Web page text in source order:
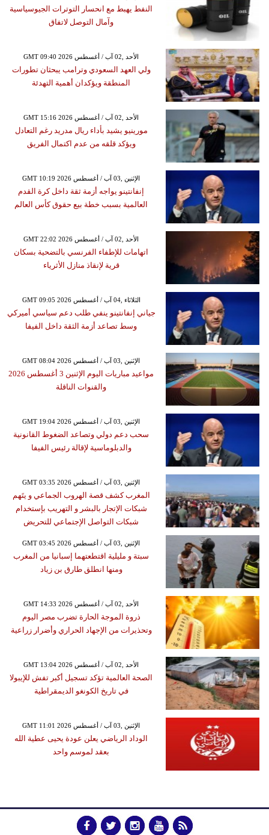
النفط يهبط مع انحسار التوترات الجيوسياسية
وآمال التوصل لاتفاق
GMT 09:40 2026 الأحد ,02 آب / أغسطس
ولي العهد السعودي وترامب يبحثان تطورات
المنطقة ويؤكدان أهمية التهدئة
GMT 15:16 2026 الأحد ,02 آب / أغسطس
مورينيو يشيد بأداء ريال مدريد رغم التعادل
ويؤكد قلقه من عدم اكتمال الفريق
GMT 10:19 2026 الإثنين ,03 آب / أغسطس
إنفانتينو يواجه أزمة ثقة داخل كرة القدم
العالمية بسبب خطة بيع حقوق كأس العالم
GMT 22:02 2026 الأحد ,02 آب / أغسطس
اتهامات للإطفاء الفرنسي بالتضحية بسكان
قرية لإنقاذ منازل الأثرياء
GMT 09:05 2026 الثلاثاء ,04 آب / أغسطس
جياني إنفانتينو ينفي طلب دعم سياسي أميركي
وسط تصاعد أزمة الثقة داخل الفيفا
GMT 08:04 2026 الإثنين ,03 آب / أغسطس
مواعيد مباريات اليوم الإثنين 3 أغسطس 2026
والقنوات الناقلة
GMT 19:04 2026 الإثنين ,03 آب / أغسطس
سحب دعم دولي وتصاعد الضغوط القانونية
والدبلوماسية لإقالة رئيس الفيفا
GMT 03:35 2026 الإثنين ,03 آب / أغسطس
المغرب كشف قصة الهروب الجماعي و يتَهم
شبكات الإتجار بالبشر و التهريب بإستخدام
شبكات التواصل الإجتماعي للتحريض
GMT 03:45 2026 الإثنين ,03 آب / أغسطس
سبتة و مليلية اقتطعتهما إسبانيا من المغرب
ومنها انطلق طارق بن زياد
GMT 14:33 2026 الأحد ,02 آب / أغسطس
ذروة الموجة الحارة تضرب مصر اليوم
وتحذيرات من الإجهاد الحراري وأضرار زراعية
GMT 13:04 2026 الأحد ,02 آب / أغسطس
الصحة العالمية تؤكد تسجيل أكبر تفش للإيبولا
في تاريخ الكونغو الديمقراطية
GMT 11:01 2026 الإثنين ,03 آب / أغسطس
الوداد الرياضي يعلن عودة يحيى عطية الله
بعقد لموسم واحد